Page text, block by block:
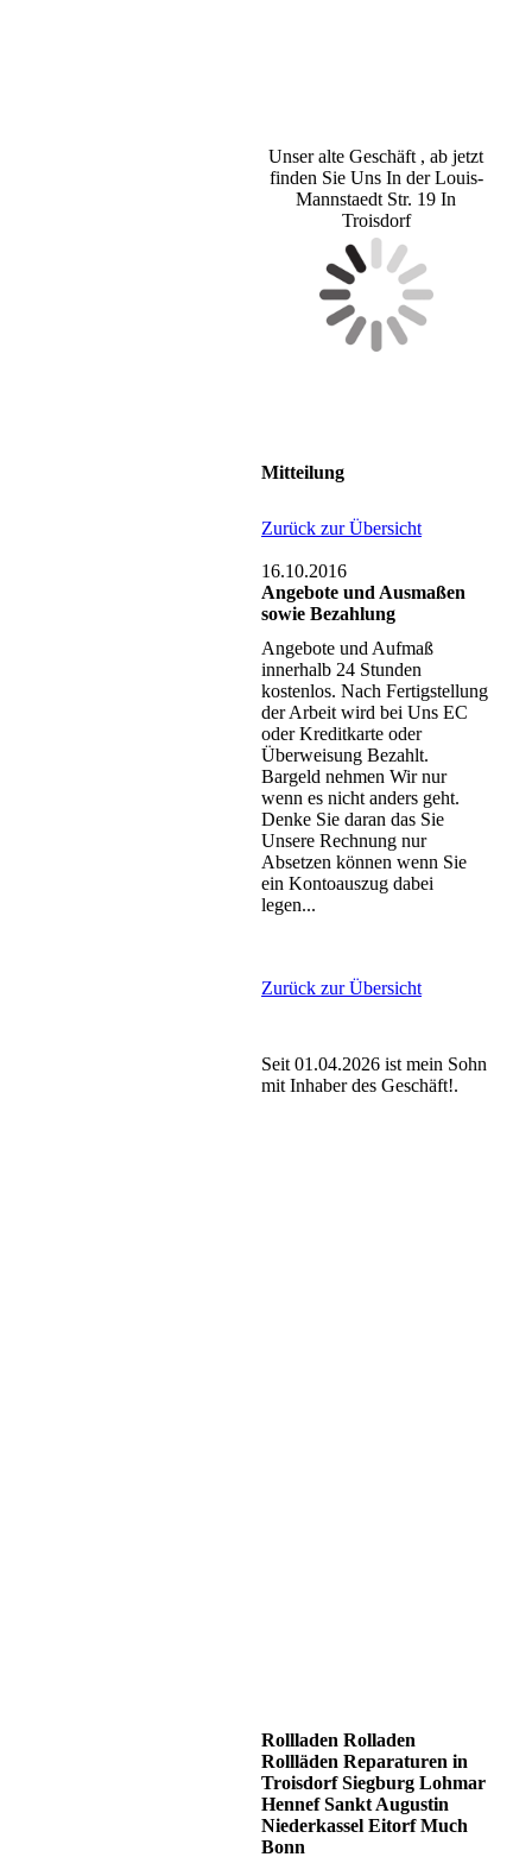
Unser alte Geschäft , ab jetzt
finden Sie Uns In der Louis-
Mannstaedt Str. 19 In
Troisdorf
Mitteilung
Zurück zur Übersicht
16.10.2016
Angebote und Ausmaßen
sowie Bezahlung
Angebote und Aufmaß
innerhalb 24 Stunden
kostenlos. Nach Fertigstellung
der Arbeit wird bei Uns EC
oder Kreditkarte oder
Überweisung Bezahlt.
Bargeld nehmen Wir nur
wenn es nicht anders geht.
Denke Sie daran das Sie
Unsere Rechnung nur
Absetzen können wenn Sie
ein Kontoauszug dabei
legen...
Zurück zur Übersicht
Seit 01.04.2026 ist mein Sohn
mit Inhaber des Geschäft!.
Rollladen Rolladen
Rollläden Reparaturen in
Troisdorf Siegburg Lohmar
Hennef Sankt Augustin
Niederkassel Eitorf Much
Bonn